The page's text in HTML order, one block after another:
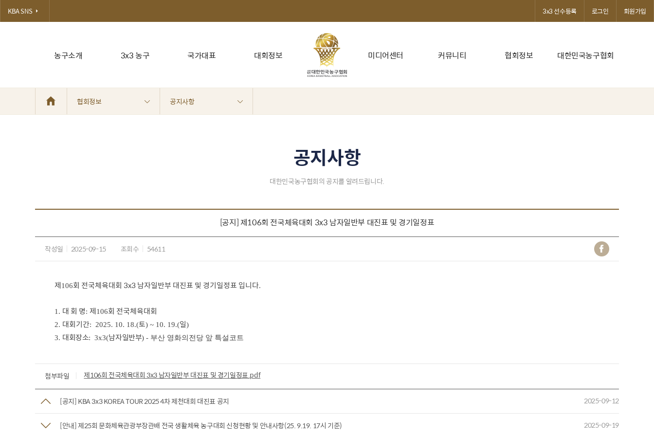
농구소개 3x3 농구 국가대표 대회정보 미디어센터 커뮤니티 협회정보 대한민국농구협회
KBA SNS 3x3 선수등록 로그인 회원가입
협회정보 공지사항
공지사항
대한민국농구협회의 공지를 알려드립니다.
[공지] 제106회 전국체육대회 3x3 남자일반부 대진표 및 경기일정표
작성일 2025-09-15 조회수 54611
제106회 전국체육대회 3x3 남자일반부 대진표 및 경기일정표 입니다.
1. 대 회 명: 제106회 전국체육대회
2. 대회기간: 2025. 10. 18.(토) ~ 10. 19.(일)
3. 대회장소:3x3(남자일반부) - 부산 영화의전당 앞 특설코트
첨부파일 제106회 전국체육대회 3x3 남자일반부 대진표 및 경기일정표.pdf
[공지] KBA 3x3 KOREA TOUR 2025 4차 제천대회 대진표 공지 2025-09-12
[안내] 제25회 문화체육관광부장관배 전국 생활체육 농구대회 신청현황 및 안내사항(25. 9.19. 17시 기준) 2025-09-19